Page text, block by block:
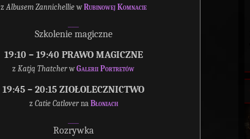
zAlbusem Zannichelliew Rubinowej Komnacie
Szkolenie magiczne
19:10 – 19:40 PRAWO MAGICZNE
z Katją Thatcher w Galerii Portretów
19:45 – 20:15 ZIOŁOLECZNICTWO
z Catie Catloverna Błoniach
Rozrywka